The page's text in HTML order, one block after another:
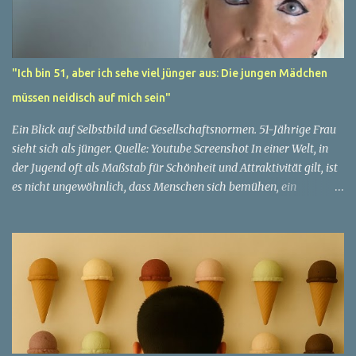
"Ich bin 51, aber ich sehe viel jünger aus: Die jungen Mädchen
müssen neidisch auf mich sein"
Ein Blick auf Selbstbild und Gesellschaftsnormen. 51-Jährige Frau
sieht sich als jünger. Quelle: Youtube Screenshot In einer Welt, in
der Jugend oft als Maßstab für Schönheit und Attraktivität gilt, ist
es nicht ungewöhnlich, dass Menschen sich bemühen, ein
faszinierendes Beispiel für diese Diskrepanz ist die Geschichte
einer 51-jährigen Frau, deren Überzeugung von ihrem Aussehen
sie dazu bringt, sich jünger zu fühlen, als die Gesellschaft sie
wahrnimmt. Diese Frau, deren Name aus Datenschutzgründen
anonym bleibt, erzählt von ihrem Leben und ihren Gedanken über